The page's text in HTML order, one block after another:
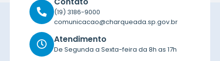
(19) 3186-9000
comunicacao@charqueada.sp.gov.br
Atendimento
De Segunda a Sexta-feira da 8h as 17h